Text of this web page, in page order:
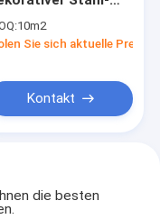
10m2
Sie sich aktuelle Preis
Kontakt
die besten